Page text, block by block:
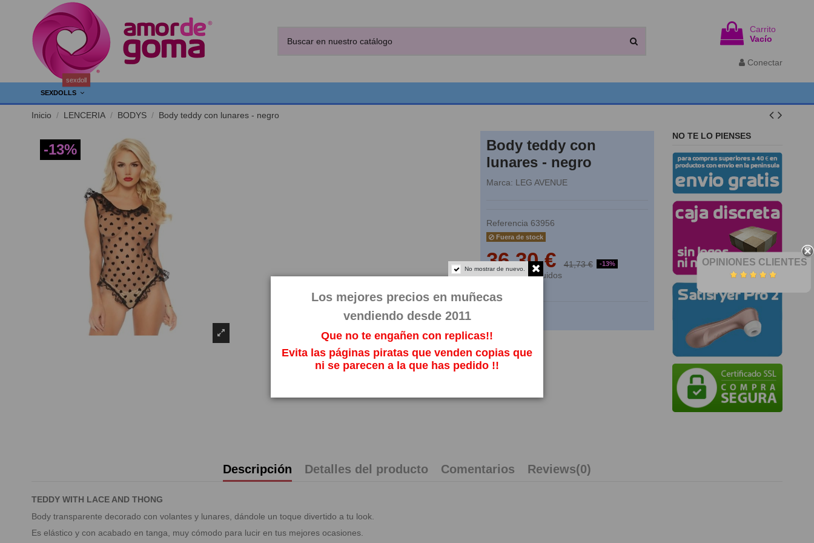
Carrito
Vacío
Conectar
SEXDOLLS
sexdoll
Inicio LENCERIA BODYS Body teddy con lunares - negro
-13%
Body teddy con
lunares - negro
Marca: LEG AVENUE
Referencia 63956
Fuera de stock
36,30 € 41,73 € -13%
Impuestos incluidos
NO TE LO PIENSES
Descripción Detalles del producto Comentarios Reviews(0)
TEDDY WITH LACE AND THONG
Body transparente decorado con volantes y lunares, dándole un toque divertido a tu look.
Es elástico y con acabado en tanga, muy cómodo para lucir en tus mejores ocasiones.
OPINIONES CLIENTES
No mostrar de nuevo.
Los mejores precios en muñecas
vendiendo desde 2011
Que no te engañen con replicas!!
Evita las páginas piratas que venden copias que
ni se parecen a la que has pedido !!